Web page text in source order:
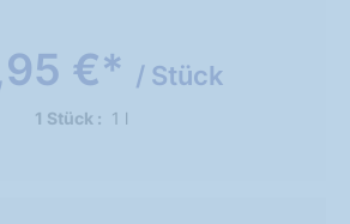
€* / Stück
1 Stück 1 l